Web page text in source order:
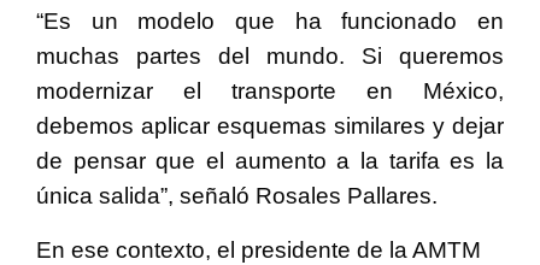
“Es un modelo que ha funcionado en
muchas partes del mundo. Si queremos
modernizar el transporte en México,
debemos aplicar esquemas similares y dejar
de pensar que el aumento a la tarifa es la
única salida”, señaló Rosales Pallares.
En ese contexto, el presidente de la AMTM